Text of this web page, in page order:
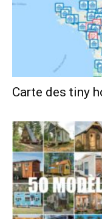
Carte des tiny